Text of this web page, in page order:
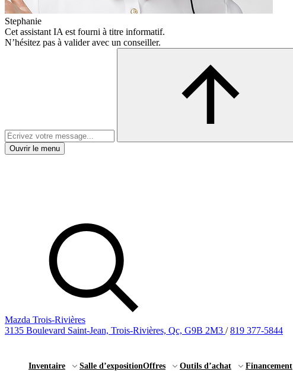
Stephanie
Cet assistant IA est fourni à titre informatif.
N’hésitez pas à valider avec un conseiller.
Ouvrir le menu
Mazda Trois-Rivières
3135 Boulevard Saint-Jean, Trois-Rivières, Qc, G9B 2M3 / 819 377-5844
Inventaire Salle d’expositionOffres Outils d’achat Financement